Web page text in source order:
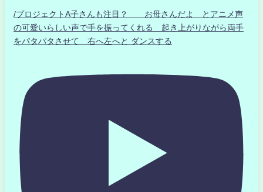
/プロジェクトA子さんも注目？ お母さんだよ とアニメ声
の可愛いらしい声で手を振ってくれる 起き上がりながら両手
をパタパタさせて 右へ左へと ダンスする